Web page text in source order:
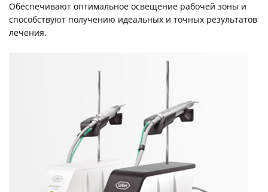
Обеспечивают оптимальное освещение рабочей зоны и
способствуют получению идеальных и точных результатов
лечения.